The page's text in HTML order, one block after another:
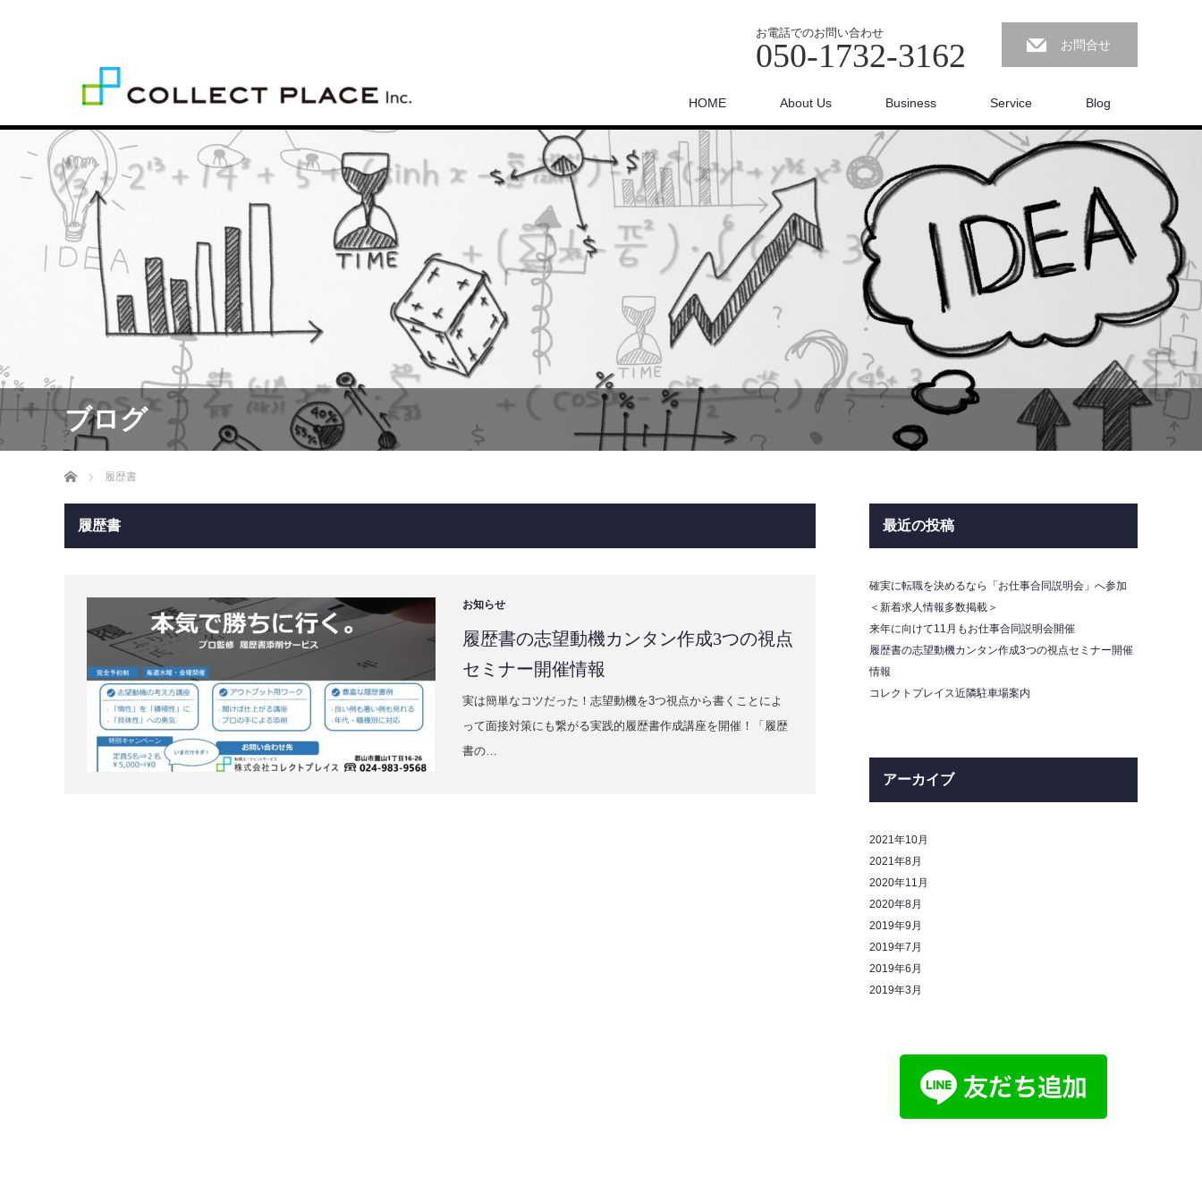
お電話でのお問い合わせ
050-1732-3162 お問合せ
HOME About Us Business Service Blog
ブログ
ホーム 履歴書
履歴書
お知らせ
履歴書の志望動機カンタン作成3つの視点
セミナー開催情報
実は簡単なコツだった！志望動機を3つ視点から書くことによ
って面接対策にも繋がる実践的履歴書作成講座を開催！「履歴
書の…
最近の投稿
確実に転職を決めるなら「お仕事合同説明会」へ参加
＜新着求人情報多数掲載＞
来年に向けて11月もお仕事合同説明会開催
履歴書の志望動機カンタン作成3つの視点セミナー開催
情報
コレクトプレイス近隣駐車場案内
アーカイブ
2021年10月
2021年8月
2020年11月
2020年8月
2019年9月
2019年7月
2019年6月
2019年3月